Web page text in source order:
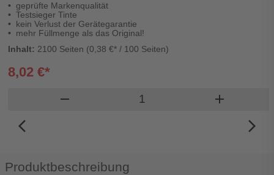
geprüfte Markenqualität
Testsieger Tinte
kein Verlust der Gerätegarantie
mehr Füllmenge als das Original!
Inhalt: 2100 Seiten (0,38 €* / 100 Seiten)
8,02 €*
remove Produkt Warenkorb Menge
add
arrow_back_ios_new
arrow_forward_ios
Produktbeschreibung